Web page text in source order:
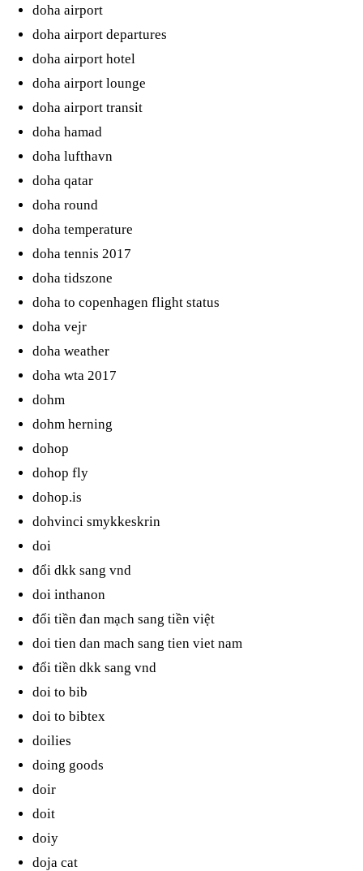
doha airport
doha airport departures
doha airport hotel
doha airport lounge
doha airport transit
doha hamad
doha lufthavn
doha qatar
doha round
doha temperature
doha tennis 2017
doha tidszone
doha to copenhagen flight status
doha vejr
doha weather
doha wta 2017
dohm
dohm herning
dohop
dohop fly
dohop.is
dohvinci smykkeskrin
doi
đổi dkk sang vnd
doi inthanon
đổi tiền đan mạch sang tiền việt
doi tien dan mach sang tien viet nam
đổi tiền dkk sang vnd
doi to bib
doi to bibtex
doilies
doing goods
doir
doit
doiy
doja cat